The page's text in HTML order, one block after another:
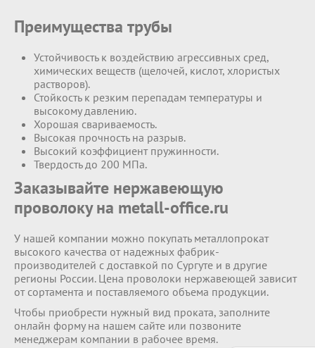
Преимущества трубы
Устойчивость к воздействию агрессивных сред,
химических веществ (щелочей, кислот, хлористых
растворов).
Стойкость к резким перепадам температуры и
высокому давлению.
Хорошая свариваемость.
Высокая прочность на разрыв.
Высокий коэффициент пружинности.
Твердость до 200 МПа.
Заказывайте нержавеющую
проволоку на metall-office.ru
У нашей компании можно покупать металлопрокат
высокого качества от надежных фабрик-
производителей с доставкой по Сургуте и в другие
регионы России. Цена проволоки нержавеющей зависит
от сортамента и поставляемого объема продукции.
Чтобы приобрести нужный вид проката, заполните
онлайн форму на нашем сайте или позвоните
менеджерам компании в рабочее время.